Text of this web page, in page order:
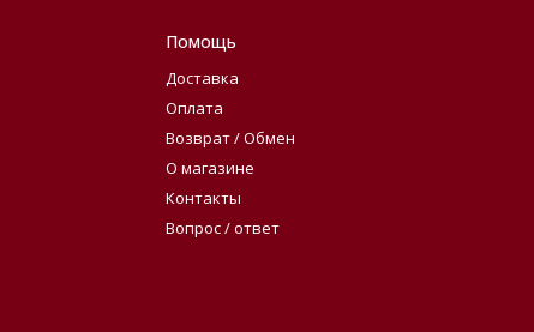
Помощь
Доставка
Оплата
Возврат / Обмен
О магазине
Контакты
Вопрос / ответ